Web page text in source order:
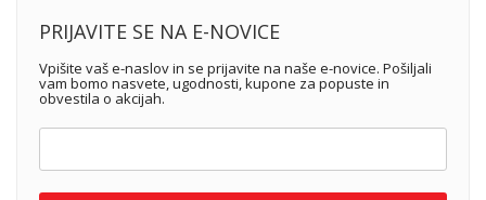
PRIJAVITE SE NA E-NOVICE
Vpišite vaš e-naslov in se prijavite na naše e-novice. Pošiljali
vam bomo nasvete, ugodnosti, kupone za popuste in
obvestila o akcijah.